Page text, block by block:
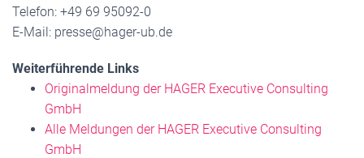
Telefon: +49 69 95092-0
E-Mail: presse@hager-ub.de
Weiterführende Links
Originalmeldung der HAGER Executive Consulting
GmbH
Alle Meldungen der HAGER Executive Consulting
GmbH